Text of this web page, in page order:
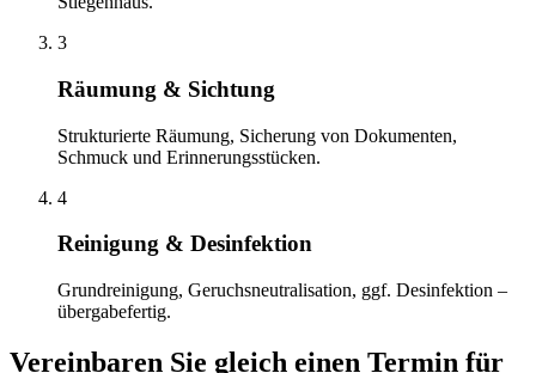
3
Räumung & Sichtung
Strukturierte Räumung, Sicherung von Dokumenten,
Schmuck und Erinnerungsstücken.
4
Reinigung & Desinfektion
Grundreinigung, Geruchsneutralisation, ggf. Desinfektion –
übergabefertig.
Vereinbaren Sie gleich einen Termin für